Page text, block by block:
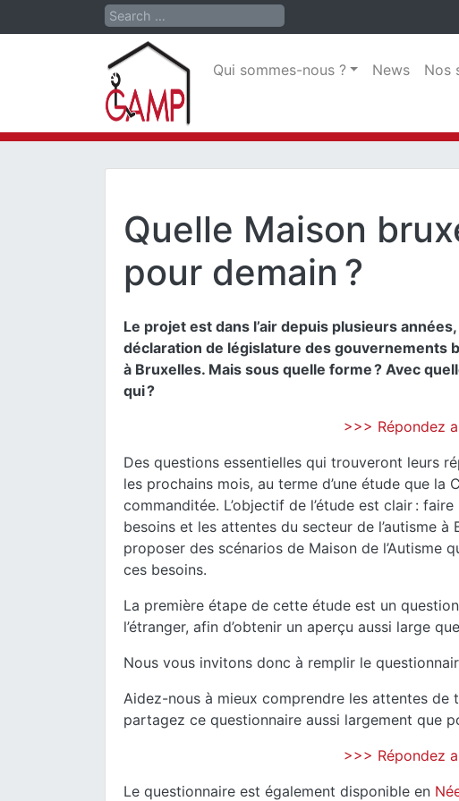
Search
Qui sommes-nous ? News Nos
Quelle Maison
pour demain ?
Le projet est dans l’air depuis plusieurs
déclaration de législature des gouvernements
à Bruxelles. Mais sous quelle forme ? Avec
qui ?
>>> Répondez
Des questions essentielles qui trouveront leurs
les prochains mois, au terme d’une étude que la
commanditée. L’objectif de l’étude est clair :
besoins et les attentes du secteur de l’autisme à
proposer des scénarios de Maison de l’Autisme
ces besoins.
La première étape de cette étude est un
l’étranger, afin d’obtenir un aperçu aussi large
Nous vous invitons donc à remplir le
Aidez-nous à mieux comprendre les attentes de
partagez ce questionnaire aussi largement que
>>> Répondez
Le questionnaire est également disponible en